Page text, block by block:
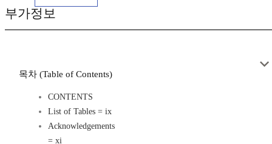
부가정보
목차 (Table of Contents)
CONTENTS
List of Tables = ix
Acknowledgements
= xi